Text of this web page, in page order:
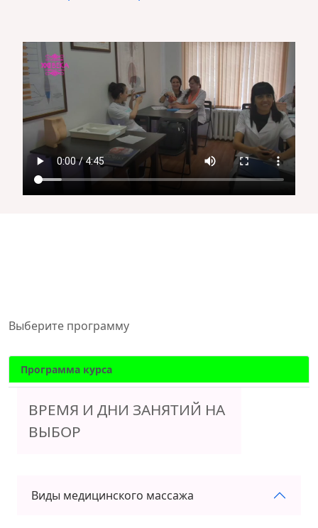
Выберите программу
Программа курса
ВРЕМЯ И ДНИ ЗАНЯТИЙ НА
ВЫБОР
Виды медицинского массажа